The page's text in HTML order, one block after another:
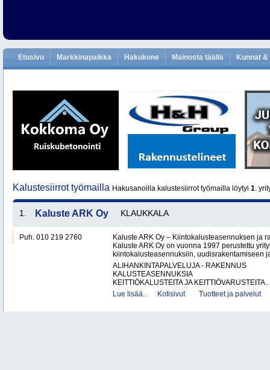
Etusivu Markkinapaikka Hakukone Mainosta täällä Kunnat
Kalustesiirrot työmailla Hakusanoilla kalustesiirrot työmailla löytyi 1.
1. Kaluste ARK Oy KLAUKKALA
Puh. 010 219 2760
Kaluste ARK Oy – Kiintokalusteasennuksen ja
Kaluste ARK Oy on vuonna 1997 perustettu
kiintokalusteasennuksiin, uudisrakentamiseen
ALIHANKINTAPALVELUJA - RAKENNUS
KALUSTEASENNUKSIA
KEITTIÖKALUSTEITA JA KEITTIÖVARUSTEITA..
Lue lisää..
Kotisivut Tuotteet ja palvelut